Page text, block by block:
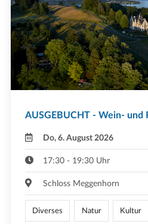
AUSGEBUCHT - Wein- und
Do, 6. August 2026
17:30 - 19:30 Uhr
Schloss Meggenhorn
Diverses Natur Kultur